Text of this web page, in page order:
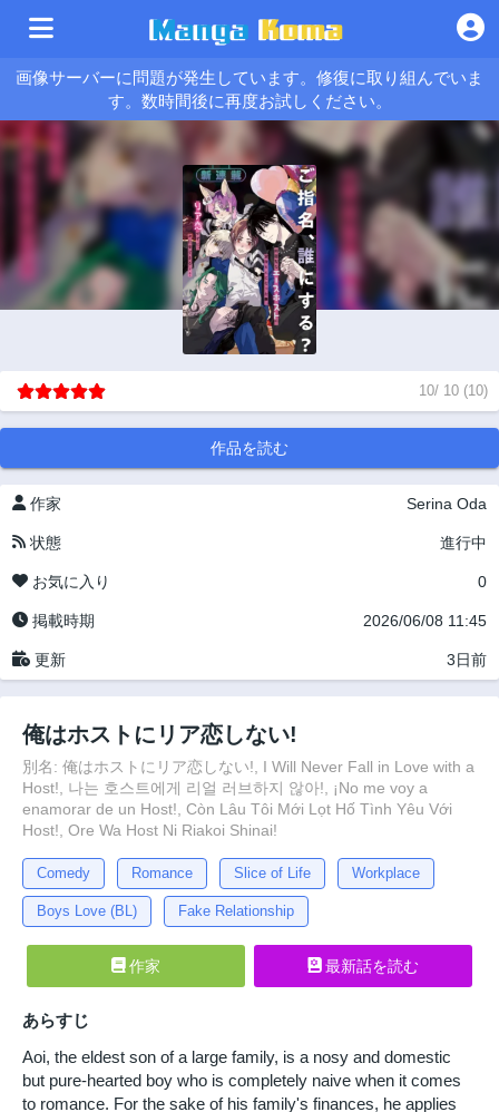
画像サーバーに問題が発生しています。修復に取り組んでいま
す。数時間後に再度お試しください。
10/ 10 (10)
作品を読む
作家 Serina Oda
状態 進行中
お気に入り 0
掲載時期 2026/06/08 11:45
更新 3日前
俺はホストにリア恋しない!
別名: 俺はホストにリア恋しない!, I Will Never Fall in Love with a
Host!, 나는 호스트에게 리얼 러브하지 않아!, ¡No me voy a
enamorar de un Host!, Còn Lâu Tôi Mới Lọt Hố Tình Yêu Với
Host!, Ore Wa Host Ni Riakoi Shinai!
Comedy Romance Slice of Life Workplace
Boys Love (BL) Fake Relationship
作家 最新話を読む
あらすじ
Aoi, the eldest son of a large family, is a nosy and domestic
but pure-hearted boy who is completely naive when it comes
to romance. For the sake of his family's finances, he applies